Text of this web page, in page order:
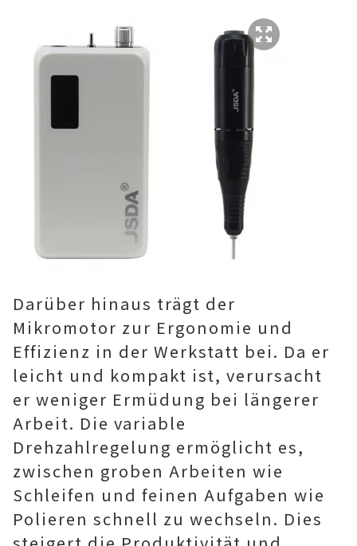
Darüber hinaus trägt der
Mikromotor zur Ergonomie und
Effizienz in der Werkstatt bei. Da er
leicht und kompakt ist, verursacht
er weniger Ermüdung bei längerer
Arbeit. Die variable
Drehzahlregelung ermöglicht es,
zwischen groben Arbeiten wie
Schleifen und feinen Aufgaben wie
Polieren schnell zu wechseln. Dies